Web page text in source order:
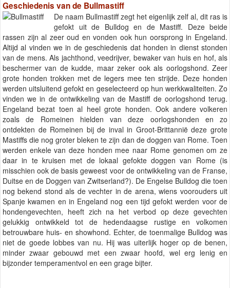
Geschiedenis van de Bullmastiff
De naam Bullmastiff zegt het eigenlijk zelf al, dit ras is
gefokt uit de Bulldog en de Mastiff. Deze beide
rassen zijn al zeer oud en vonden ook hun oorsprong in Engeland.
Altijd al vinden we in de geschiedenis dat honden in dienst stonden
van de mens. Als jachthond, veedrijver, bewaker van huis en hof, als
beschermer van de kudde, maar zeker ook als oorlogshond. Zeer
grote honden trokken met de legers mee ten strijde. Deze honden
werden uitsluitend gefokt en geselecteerd op hun werkkwaliteiten. Zo
vinden we in de ontwikkeling van de Mastiff de oorlogshond terug.
Engeland bezat toen al heel grote honden. Ook andere volkeren
zoals de Romeinen hielden van deze oorlogshonden en zo
ontdekten de Romeinen bij de inval in Groot-Brittannië deze grote
Mastiffs die nog groter bleken te zijn dan de doggen van Rome. Toen
werden enkele van deze honden mee naar Rome genomen om ze
daar in te kruisen met de lokaal gefokte doggen van Rome (is
misschien ook de basis geweest voor de ontwikkeling van de Franse,
Duitse en de Doggen van Zwitserland?). De Engelse Bulldog die toen
nog bekend stond als de vechter in de arena, wiens voorouders uit
Spanje kwamen en in Engeland nog een tijd gefokt werden voor de
hondengevechten, heeft zich na het verbod op deze gevechten
gelukkig ontwikkeld tot de hedendaagse rustige en volkomen
betrouwbare huis- en showhond. Echter, de toenmalige Bulldog was
niet de goede lobbes van nu. Hij was uiterlijk hoger op de benen,
minder zwaar gebouwd met een zwaar hoofd, wel erg lenig en
bijzonder temperamentvol en een grage bijter.